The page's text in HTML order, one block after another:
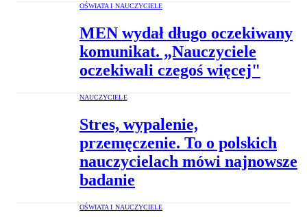
OŚWIATA I NAUCZYCIELE
MEN wydał długo oczekiwany
komunikat. „Nauczyciele
oczekiwali czegoś więcej"
NAUCZYCIELE
Stres, wypalenie,
przemęczenie. To o polskich
nauczycielach mówi najnowsze
badanie
OŚWIATA I NAUCZYCIELE